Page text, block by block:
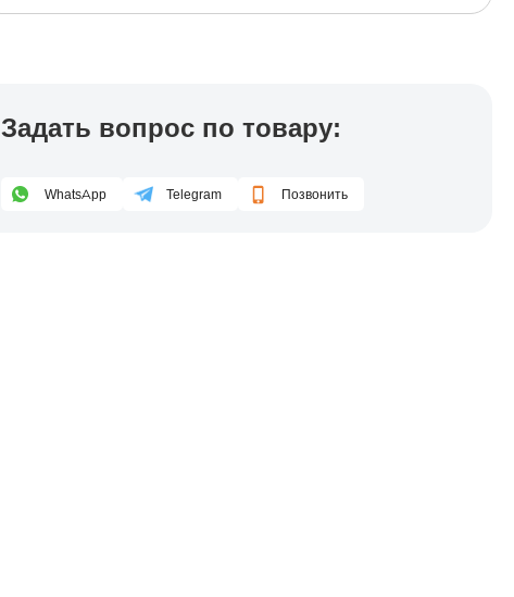
Задать вопрос по товару:
WhatsApp Telegram Позвонить